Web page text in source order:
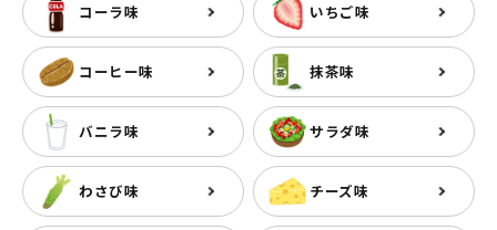
コーラ味 いちご味
コーヒー味 抹茶味
バニラ味 サラダ味
わさび味 チーズ味